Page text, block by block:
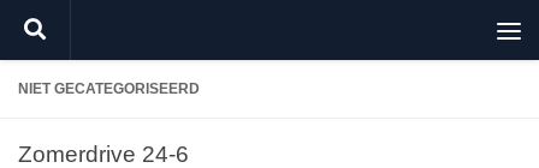
Doorgaan naar inhoud
NIET GECATEGORISEERD
Zomerdrive 24-6